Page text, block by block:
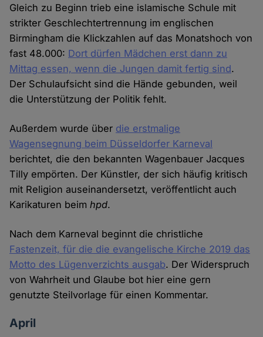
Gleich zu Beginn trieb eine islamische Schule mit
strikter Geschlechtertrennung im englischen
Birmingham die Klickzahlen auf das Monatshoch von
fast 48.000: Dort dürfen Mädchen erst dann zu
Mittag essen, wenn die Jungen damit fertig sind.
Der Schulaufsicht sind die Hände gebunden, weil
die Unterstützung der Politik fehlt.
Außerdem wurde über die erstmalige
Wagensegnung beim Düsseldorfer Karneval
berichtet, die den bekannten Wagenbauer Jacques
Tilly empörten. Der Künstler, der sich häufig kritisch
mit Religion auseinandersetzt, veröffentlicht auch
Karikaturen beimhpd.
Nach dem Karneval beginnt die christliche
Fastenzeit, für die die evangelische Kirche 2019 das
Motto des Lügenverzichts ausgab. Der Widerspruch
von Wahrheit und Glaube bot hier eine gern
genutzte Steilvorlage für einen Kommentar.
April